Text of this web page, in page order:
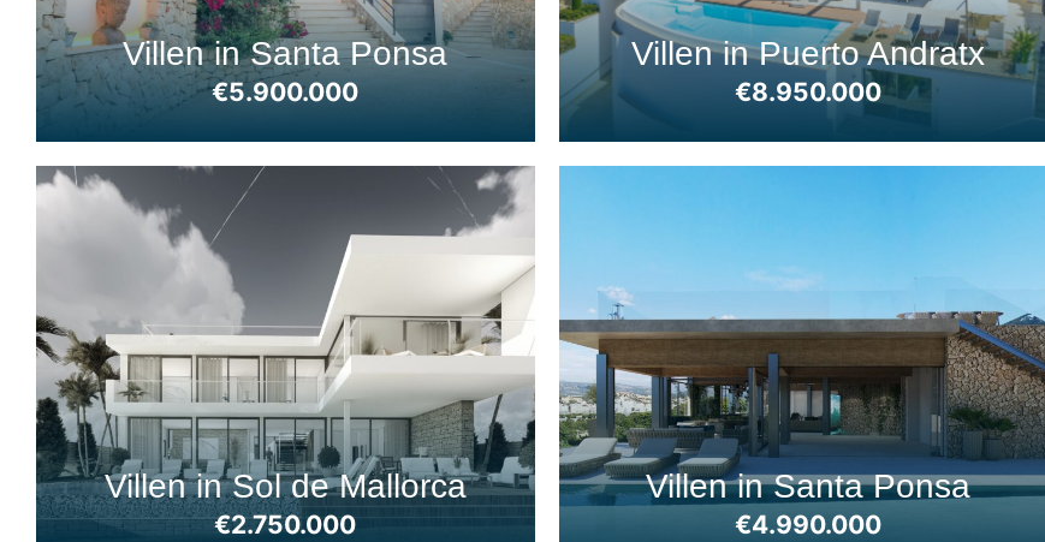
Villen in Santa Ponsa
€5.900.000
Villen in Puerto Andratx
€8.950.000
Villen in Sol de Mallorca
€2.750.000
Villen in Santa Ponsa
€4.990.000